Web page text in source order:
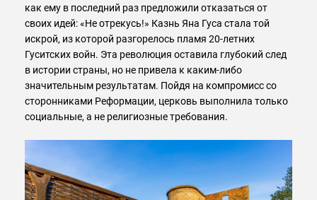
как ему в последний раз предложили отказаться от
своих идей: «Не отрекусь!» Казнь Яна Гуса стала той
искрой, из которой разгорелось пламя 20-летних
Гуситских войн. Эта революция оставила глубокий след
в истории страны, но не привела к каким-либо
значительным результатам. Пойдя на компромисс со
сторонниками Реформации, церковь выполнила только
социальные, а не религиозные требования.